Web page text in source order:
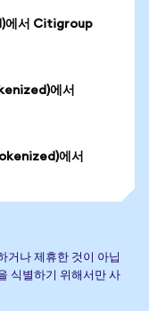
에서 Citigroup
에서
에서
거나 제휴한 것이 아닙
식별하기 위해서만 사